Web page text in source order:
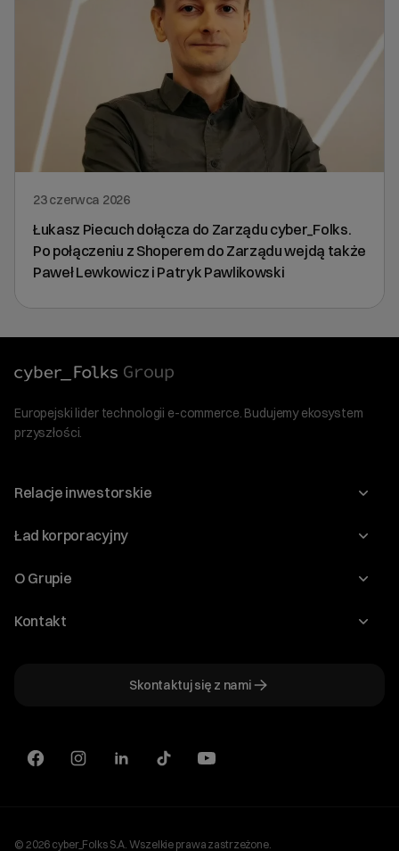
23 czerwca 2026
Łukasz Piecuch dołącza do Zarządu cyber_Folks.
Po połączeniu z Shoperem do Zarządu wejdą także
Paweł Lewkowicz i Patryk Pawlikowski
Europejski lider technologii e-commerce. Budujemy ekosystem
przyszłości.
Relacje inwestorskie
Raporty
Ład korporacyjny
Walne Zgromadzenia
O Grupie
O Spółce
Kontakt
Skontaktuj się z nami
© 2026 cyber_Folks S.A. Wszelkie prawa zastrzeżone.